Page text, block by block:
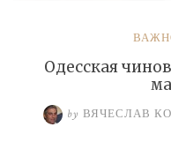
Одесская
by ВЯЧЕСЛАВ